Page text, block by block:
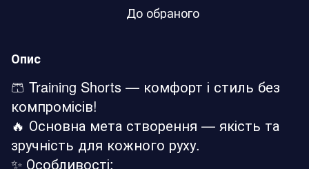
До обраного
Опис
🩳 Training Shorts — комфорт і стиль без
компромісів!
🔥 Основна мета створення — якість та
зручність для кожного руху.
✨ Особливості: